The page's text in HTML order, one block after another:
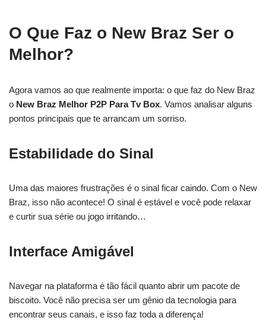
O Que Faz o New Braz Ser o
Melhor?
Agora vamos ao que realmente importa: o que faz do New Braz
o New Braz Melhor P2P Para Tv Box. Vamos analisar alguns
pontos principais que te arrancam um sorriso.
Estabilidade do Sinal
Uma das maiores frustrações é o sinal ficar caindo. Com o New
Braz, isso não acontece! O sinal é estável e você pode relaxar
e curtir sua série ou jogo irritando…
Interface Amigável
Navegar na plataforma é tão fácil quanto abrir um pacote de
biscoito. Você não precisa ser um gênio da tecnologia para
encontrar seus canais, e isso faz toda a diferença!